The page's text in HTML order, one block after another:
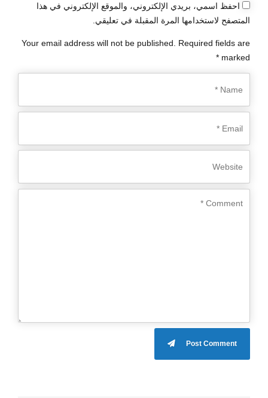
Your email address will not be published. Required fields are
marked *
احفظ اسمي، بريدي الإلكتروني، والموقع الإلكتروني في هذا
المتصفح لاستخدامها المرة المقبلة في تعليقي.
Post Comment